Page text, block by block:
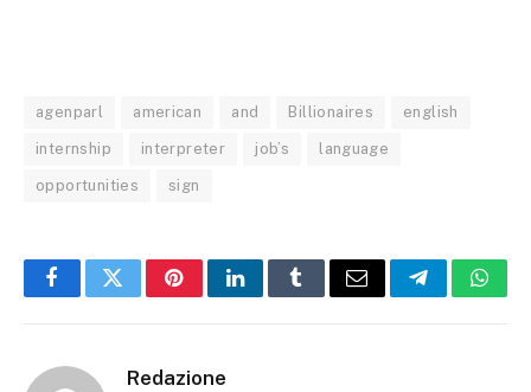
agenparl american and Billionaires english
internship interpreter job’s language
opportunities sign
FacebookTwitterPinterestLinkedInTumblrEmail Telegram
Redazione